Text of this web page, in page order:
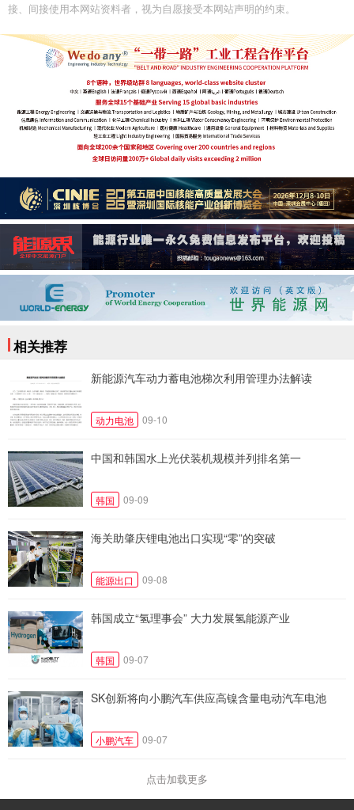
接、间接使用本网站资料者，视为自愿接受本网站声明的约束。
相关推荐
新能源汽车动力蓄电池梯次利用管理办法解读
动力电池 09-10
中国和韩国水上光伏装机规模并列排名第一
韩国 09-09
海关助肇庆锂电池出口实现“零”的突破
能源出口 09-08
韩国成立“氢理事会” 大力发展氢能源产业
韩国 09-07
SK创新将向小鹏汽车供应高镍含量电动汽车电池
小鹏汽车 09-07
点击加载更多